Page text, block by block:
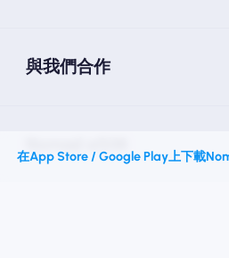
與我們合作
在App Store / Google Play上下載